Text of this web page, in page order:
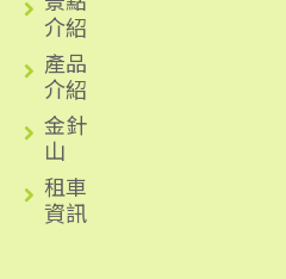
介紹
產品
介紹
金針
山
租車
資訊